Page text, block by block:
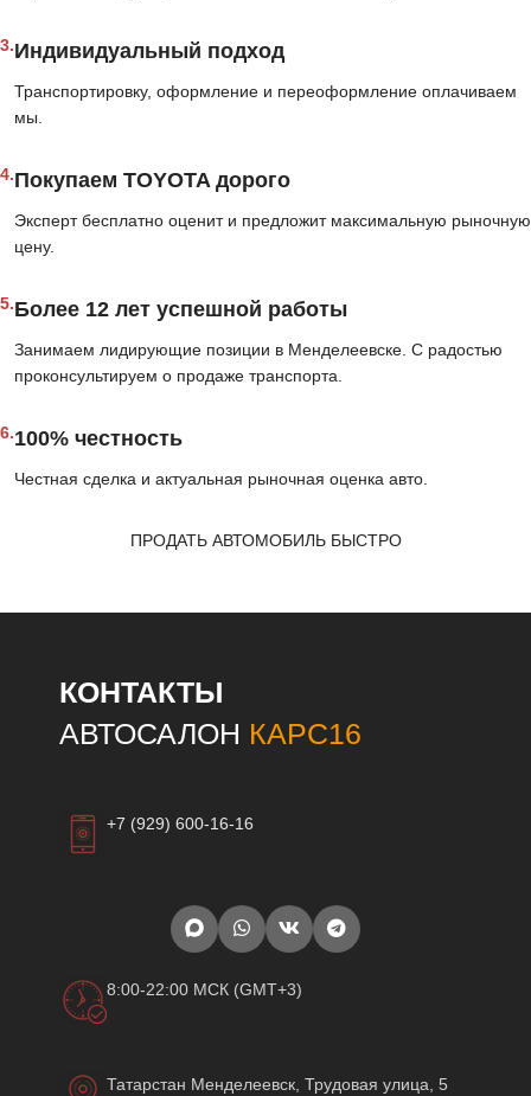
3.Индивидуальный подход
Транспортировку, оформление и переоформление оплачиваем
мы.
4.Покупаем TOYOTA дорого
Эксперт бесплатно оценит и предложит максимальную рыночную
цену.
5.Более 12 лет успешной работы
Занимаем лидирующие позиции в Менделеевске. С радостью
проконсультируем о продаже транспорта.
6.100% честность
Честная сделка и актуальная рыночная оценка авто.
ПРОДАТЬ АВТОМОБИЛЬ БЫСТРО
КОНТАКТЫ
АВТОСАЛОН КАРС16
+7 (929) 600-16-16
8:00-22:00 МСК (GMT+3)
Татарстан Менделеевск, Трудовая улица, 5